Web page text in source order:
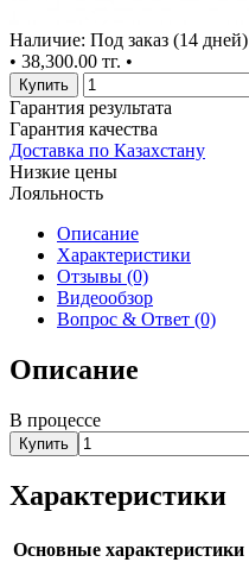
Наличие: Под заказ (14 дней)
• 38,300.00 тг. •
Купить
Гарантия результата
Гарантия качества
Доставка по Казахстану
Низкие цены
Лояльность
Описание
Характеристики
Отзывы (0)
Видеообзор
Вопрос & Ответ (0)
Описание
В процессе
Купить
Характеристики
Основные характеристики